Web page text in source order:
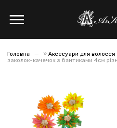
Головна » Аксесуари для волосся
заколок-качечок з бантиками 4см